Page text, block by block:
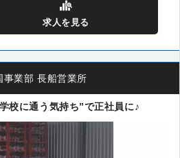
求人を見る
業部 長船営業所
校に通う気持ち”で正社員に♪